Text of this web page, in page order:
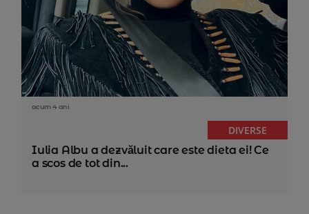
acum 4 ani
DIVERSE
Iulia Albu a dezvăluit care este dieta ei! Ce
a scos de tot din...